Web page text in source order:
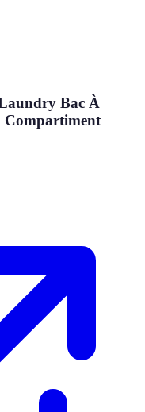
Bac À
Compartiment